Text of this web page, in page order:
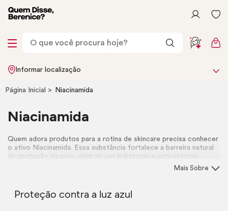
Informar localização
Página Inicial Niacinamida
Niacinamida
Quem adora produtos para a rotina deskincare precisa conhecer
o ativo Niacinamida. Essa substância fortalece a barreira natural
de proteção da pele, além de ser hidratante e antioxidante.
Conheça os itens Quem Disse, Berenice? que contam com a
Mais Sobre
Proteção contra a luz azul